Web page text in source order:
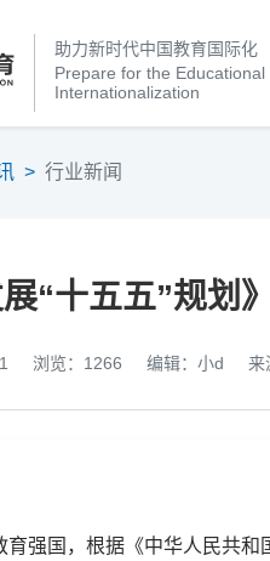
助力新时代中国教育国际化
Prepare for the Educational
Internationalization
> 行业新闻
展“十五五”规划
浏览：1266 编辑：小d 来
育强国，根据《中华人民共